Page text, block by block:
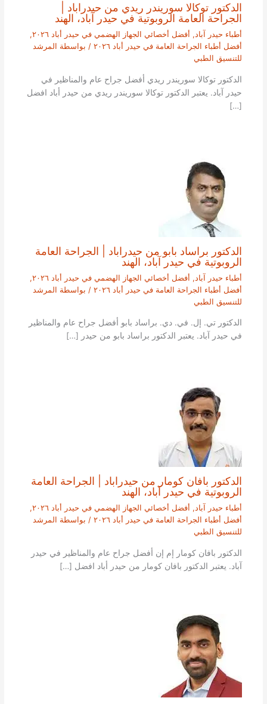
الدكتور توكالا سوريندر ريدي من حيدراباد |
الجراحة العامة الروبوتية في حيدر آباد، الهند
أطباء حيدر آباد, أفضل أخصائي الجهاز الهضمي في حيدر أباد ٢٠٢٦
,
أفضل أطباء الجراحة العامة في حيدر أباد ٢٠٢٦
/ بواسطة المرشد
للتنسيق الطبي
الدكتور توكالا سوريندر ريدي أفضل جراح عام والمناظير في
حيدر آباد. يعتبر الدكتور توكالا سوريندر ريدي من حيدر أباد افضل
[…]
الدكتور براساد بابو من حيدراباد | الجراحة العامة
الروبوتية في حيدر آباد، الهند
أطباء حيدر آباد , أفضل أخصائي الجهاز الهضمي في حيدر أباد ٢٠٢٦
,
أفضل أطباء الجراحة العامة في حيدر أباد ٢٠٢٦
/ بواسطة المرشد
للتنسيق الطبي
الدكتور تي. إل. في. دي. براساد بابو أفضل جراح عام والمناظير
في حيدر آباد. يعتبر الدكتور براساد بابو من حيدر […]
الدكتور بافان كومار من حيدراباد | الجراحة العامة
الروبوتية في حيدر آباد، الهند
أطباء حيدر آباد , أفضل أخصائي الجهاز الهضمي في حيدر أباد ٢٠٢٦
,
أفضل أطباء الجراحة العامة في حيدر أباد ٢٠٢٦
/ بواسطة المرشد
للتنسيق الطبي
الدكتور بافان كومار إم إن أفضل جراح عام والمناظير في حيدر
آباد. يعتبر الدكتور بافان كومار من حيدر أباد افضل […]